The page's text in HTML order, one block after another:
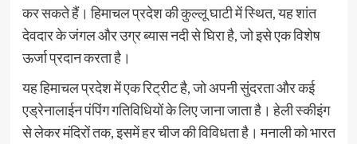
कर सकते हैं। हिमाचल प्रदेश की कुल्लू घाटी में स्थित, यह शांत
देवदार के जंगल और उग्र ब्यास नदी से घिरा है, जो इसे एक विशेष
ऊर्जा प्रदान करता है।
यह हिमाचल प्रदेश में एक रिट्रीट है, जो अपनी सुंदरता और कई
एड्रेनालाईन पंपिंग गतिविधियों के लिए जाना जाता है। हेली स्कीइंग
से लेकर मंदिरों तक, इसमें हर चीज की विविधता है। मनाली को भारत